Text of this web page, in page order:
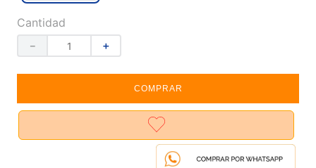
Cantidad
＋
－
COMPRAR